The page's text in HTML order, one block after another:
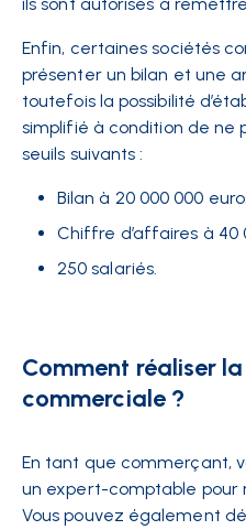
Enfin, certaines sociétés
présenter un bilan et une
toutefois la possibilité
simplifié à condition de ne
seuils suivants :
Bilan à 20 000 000
Chiffre d’affaires à 40
250 salariés.
Comment réaliser
commerciale ?
En tant que commerçant,
un expert-comptable pour
Vous pouvez également